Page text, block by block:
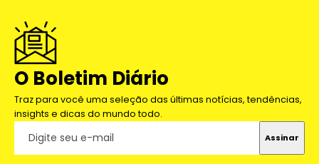
O Boletim Diário
Traz para você uma seleção das últimas notícias, tendências,
insights e dicas do mundo todo.